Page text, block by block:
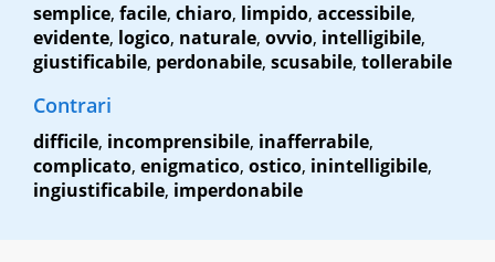
semplice, facile, chiaro, limpido, accessibile,
evidente, logico, naturale, ovvio, intelligibile,
giustificabile, perdonabile, scusabile, tollerabile
Contrari
difficile, incomprensibile, inafferrabile,
complicato, enigmatico, ostico, inintelligibile,
ingiustificabile, imperdonabile